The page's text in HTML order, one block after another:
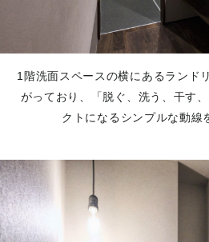
1階洗面スペースの横にあるランド
がっており、「脱ぐ、洗う、干す
クトになるシンプルな動線